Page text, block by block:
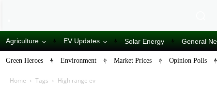
Agriculture EV Updates Solar Energy General
Green Heroes Environment Market Prices Opinion Polls
Home Tags High range ev